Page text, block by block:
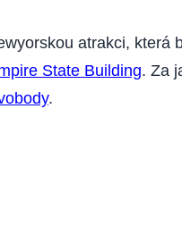
atrakci,
State Building. Za
.